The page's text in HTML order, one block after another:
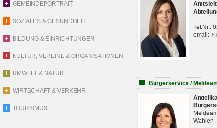
GEMEINDEPORTRAIT
SOZIALES & GESUNDHEIT
BILDUNG & EINRICHTUNGEN
KULTUR, VEREINE & ORGANISATIONEN
UMWELT & NATUR
WIRTSCHAFT & VERKEHR
TOURISMUS
Tel.Nr.:
email:
Bürgerservice /
Wahlen